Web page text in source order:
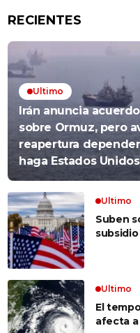
RECIENTES
Ultimo
Irán anuncia
sobre Ormuz, pero
reapertura
haga Estados Unidos
Ultimo
Suben
subsidio
Ultimo
El
afecta a